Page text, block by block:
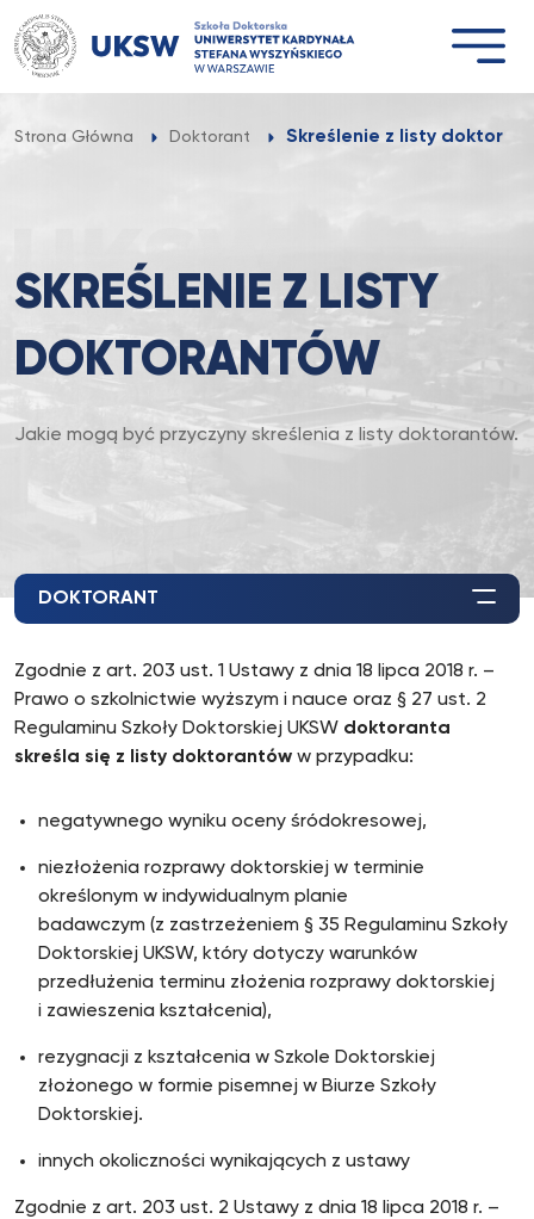
Przejdź
do
treści
Strona Główna Doktorant Skreślenie z listy
SKREŚLENIE Z LISTY
DOKTORANTÓW
Jakie mogą być przyczyny skreślenia z listy doktorantów.
DOKTORANT
Zgodnie z art. 203 ust. 1 Ustawy z dnia 18 lipca 2018 r. –
Prawo o szkolnictwie wyższym i nauce oraz § 27 ust. 2
Regulaminu Szkoły Doktorskiej UKSW doktoranta
skreśla się z listy doktorantów w przypadku:
negatywnego wyniku oceny śródokresowej,
niezłożenia rozprawy doktorskiej w terminie
określonym w indywidualnym planie
badawczym (z zastrzeżeniem § 35 Regulaminu Szkoły
Doktorskiej UKSW, który dotyczy warunków
przedłużenia terminu złożenia rozprawy doktorskiej
i zawieszenia kształcenia),
rezygnacji z kształcenia w Szkole Doktorskiej
złożonego w formie pisemnej w Biurze Szkoły
Doktorskiej.
innych okoliczności wynikających z ustawy
Zgodnie z art. 203 ust. 2 Ustawy z dnia 18 lipca 2018 r. –